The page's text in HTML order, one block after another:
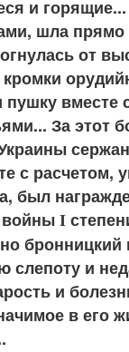
и
шла
от
вместе
За этот
с расчетом,
был
войны I
бронницкий
слепоту и
и
в его